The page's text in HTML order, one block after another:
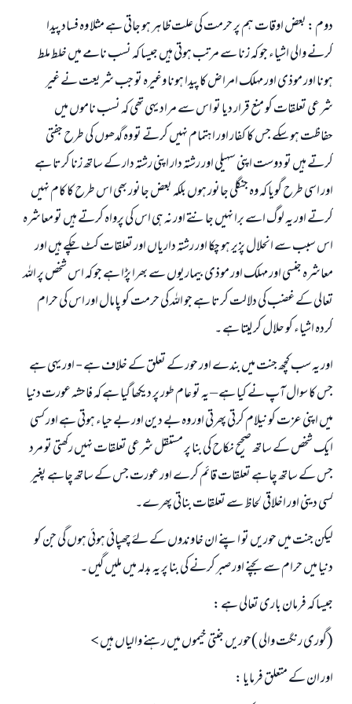
دوم : بعض اوقات ہم پر حرمت کی علت ظاہر ہو جاتی ہے مثلا وہ فساد پیدا
کرنے والی اشیاء جو کہ زنا سے مرتب ہوتی ہیں جیسا کہ نسب نامے میں خلط ملط
ہونا اور موذی اور مہلک امراض کا پیدا ہونا وغیرہ تو جب شریعت نے غیر
شرعی تعلقات کو منع قرار دیا تو اس سے مراد یہی تھی کہ نسب ناموں میں
حفاظت ہو سکے جس کا کفار اور اہتمام نہیں کرتے تو وہ گدھوں کی طرح جفتی
کرتے ہیں تو دوست اپنی سہیلی اور رشتہ دار اپنی رشتہ دار کے ساتھ زنا کرتا ہے
اور اسی طرح گویا کہ وہ جنگلی جانور ہوں بلکہ بعض جانور بھی اس طرح کا کام نہیں
کرتے اور یہ لوگ اسے برا نہیں جانتے اور نہ ہی اس کی پرواہ کرتے ہیں تو معاشرہ
اس سبب سے انحلال پزیر ہو چکا اور رشتہ داریاں اور تعلقات کٹ چکے ہیں اور
معاشرہ جنسی اور مہلک اور موذی بیماریوں سے بھرا پڑا ہے جو کہ اس شخص پر اللہ
تعالی کے غضب کی دلالت کرتا ہے جو اللہ کی حرمت کو پامال اور اس کی حرام
کردہ اشیاء کو حلال کر لیتا ہے ۔
اور یہ سب کچھ جنت میں بندے اور حور کے تعلق کے خلاف ہے - اور یہی ہے
جس کا سوال آپ نے کیا ہے – یہ تو عام طور پر دیکھا گیا ہے کہ فاحشہ عورت دنیا
میں اپنی عزت کو نیلام کرتی پھرتی اور وہ بے دین اور بے حیاء ہوتی ہے اور کسی
ایک شخص کے ساتھ صحیح نکاح کی بنا پر مستقل شرعی تعلقات نہیں رکھتی تو مرد
جس کے ساتھ چاہے تعلقات قائم کرے اور عورت جس کے ساتھ چاہے پغیر
کسی دینی اور اخلاقی لحاظ سے تعلقات بناتی پھرے۔
لیکن جنت میں حوریں تو اپنے ان خاوندوں کے لۓ چھپائی ہوئی ہوں گی جن کو
دنیا میں حرام سے بچنے اور صبر کرنے کی بنا پر یہ بدلہ میں ملیں گیں ۔
جیسا کہ فرمان باری تعالی ہے :
(گوری رنگت والی )حوریں جنتی خیموں میں رہنے والیاں ہیں >
اور ان کے متعلق فرمایا :
ابھی تعاون کریں